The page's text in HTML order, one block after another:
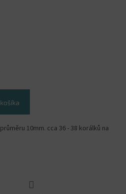
10mm. cca 36 - 38 korálků na